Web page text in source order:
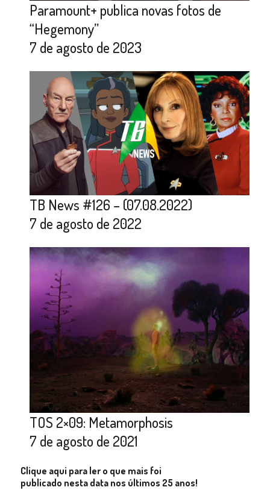
Paramount+ publica novas fotos de
“Hegemony”
7 de agosto de 2023
TB News #126 – (07.08.2022)
7 de agosto de 2022
TOS 2×09: Metamorphosis
7 de agosto de 2021
Clique aqui para ler o que mais foi
publicado nesta data nos últimos 25 anos!